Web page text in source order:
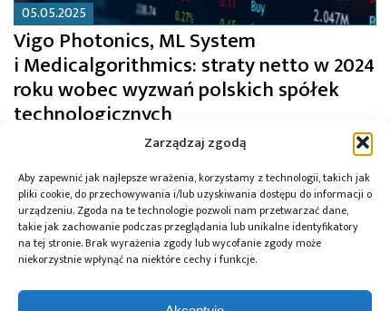
Zarządzaj zgodą
Aby zapewnić jak najlepsze wrażenia, korzystamy z technologii, takich jak
pliki cookie, do przechowywania i/lub uzyskiwania dostępu do informacji o
urządzeniu. Zgoda na te technologie pozwoli nam przetwarzać dane,
takie jak zachowanie podczas przeglądania lub unikalne identyfikatory
na tej stronie. Brak wyrażenia zgody lub wycofanie zgody może
niekorzystnie wpłynąć na niektóre cechy i funkcje.
05.05.2025
Vigo Photonics, ML System
i Medicalgorithmics: straty netto w 2024
roku wobec wyzwań polskich spółek
technologicznych